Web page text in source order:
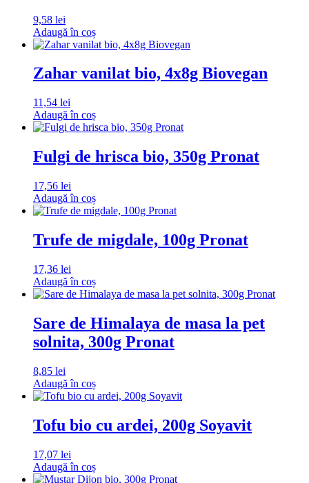
9,58 lei
Adaugă în coș
Zahar vanilat bio, 4x8g Biovegan
11,54 lei
Adaugă în coș
Fulgi de hrisca bio, 350g Pronat
17,56 lei
Adaugă în coș
Trufe de migdale, 100g Pronat
17,36 lei
Adaugă în coș
Sare de Himalaya de masa la pet
solnita, 300g Pronat
8,85 lei
Adaugă în coș
Tofu bio cu ardei, 200g Soyavit
17,07 lei
Adaugă în coș